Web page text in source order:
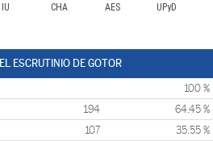
IU CHA AES UPyD
ESCRUTINIO DE GOTOR
100 %
194 64.45 %
107 35.55 %